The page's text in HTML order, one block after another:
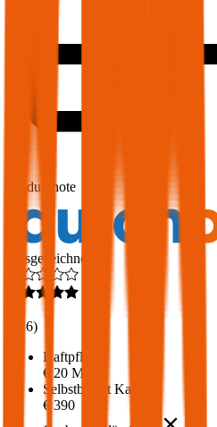
Produktnote
Ausgezeichnet
216)
Haftpflicht
€ 20 Mio.
Selbstbehalt Kasko
€ 390